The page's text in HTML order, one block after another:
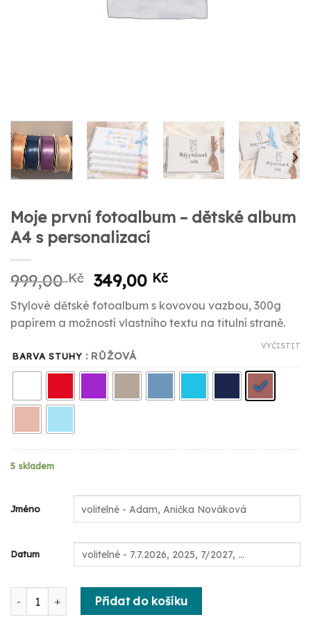
Moje první fotoalbum – dětské album
A4 s personalizací
999,00Kč
Původní
cena
byla:
999,00 Kč.
349,00 KčAktuální
je:
349,00 Kč.
Stylové dětské fotoalbum s kovovou vazbou, 300g
papírem a možností vlastního textu na titulní straně.
BARVA STUHY : RŮŽOVÁ
VYČISTIT
5 skladem
Jméno
Datum
Moje první fotoalbum – dětské album A4 s personalizací
Přidat do košíku